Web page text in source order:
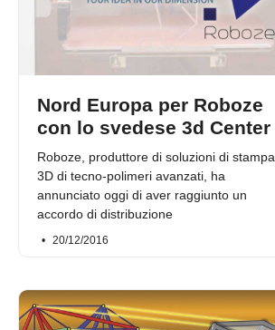
Nord Europa per Roboze
con lo svedese 3d Center
Roboze, produttore di soluzioni di stampa
3D di tecno-polimeri avanzati, ha
annunciato oggi di aver raggiunto un
accordo di distribuzione
20/12/2016